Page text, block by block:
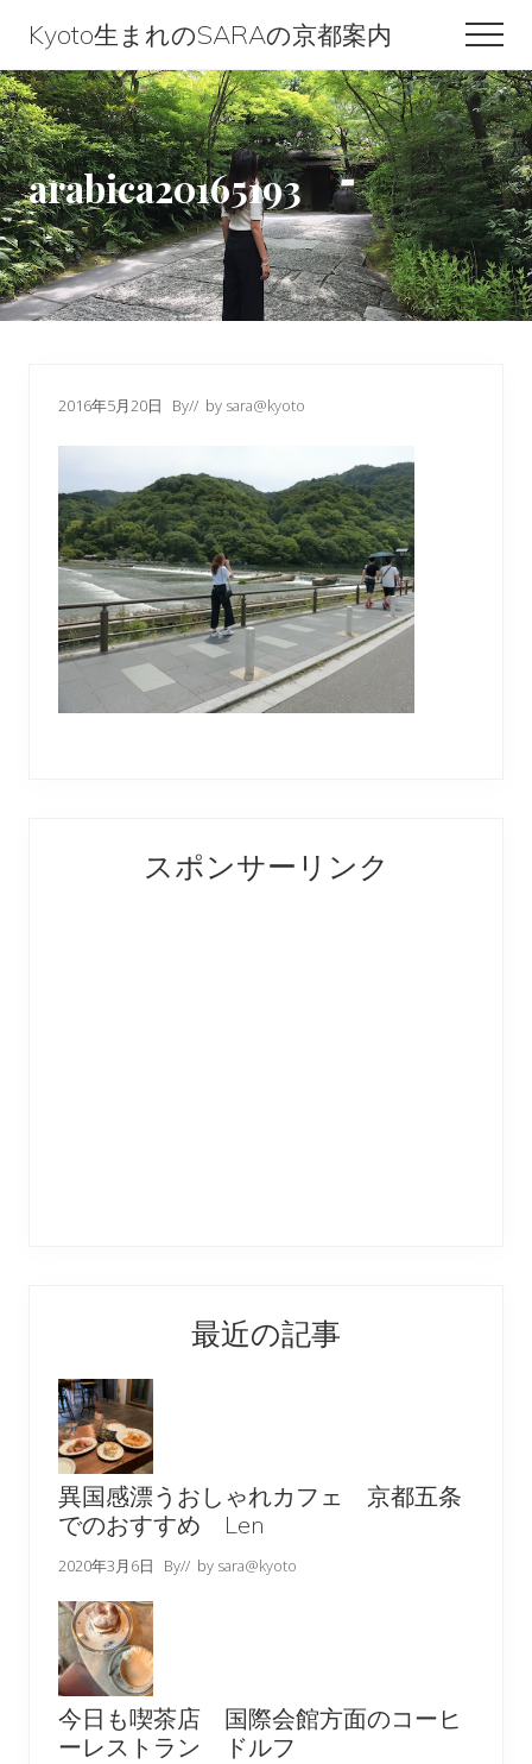
content
primary
sidebar
footer
Kyoto生まれのSARAの京都案内
Kyoto
生
ま
れ
の
SARA
の
arabica20165193
2016年5月20日 By// by sara@kyoto
Interactions
Sidebarスポンサーリンク
最近の記事
異国感漂うおしゃれカフェ 京都五条
でのおすすめ Len
2020年3月6日 By// by sara@kyoto
今日も喫茶店 国際会館方面のコーヒ
ーレストラン ドルフ